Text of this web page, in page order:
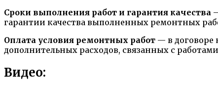
Сроки выполнения работ и гарантия качества
гарантии качества выполненных ремонтных
Оплата условия ремонтных работ — в договоре
дополнительных расходов, связанных с
Видео: